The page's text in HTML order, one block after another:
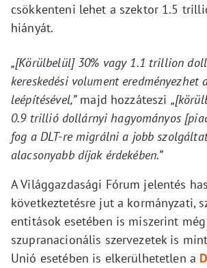
csökkenteni lehet a szektor 1.5
hiányát.
„[Körülbelül] 30% vagy 1.1 trillion
kereskedési volument eredményezhet
leépítésével,”majd hozzáteszi
0.9 trillió dollárnyi hagyományos
fog a DLT-re migrálni a jobb
alacsonyabb díjak érdekében.”
A Világgazdasági Fórum jelentés
következtetésre jut a kormányzati,
entitások esetében is miszerint
szupranacionális szervezetek is
Unió esetében is elkerülhetetlen a